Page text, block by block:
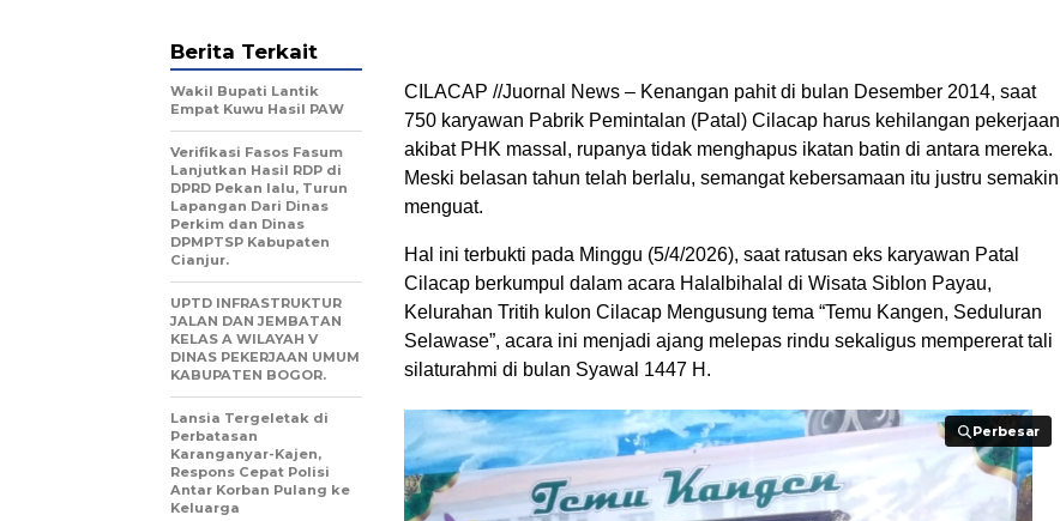
​CILACAP //Juornal News – Kenangan pahit di bulan Desember 2014, saat
750 karyawan Pabrik Pemintalan (Patal) Cilacap harus kehilangan pekerjaan
akibat PHK massal, rupanya tidak menghapus ikatan batin di antara mereka.
Meski belasan tahun telah berlalu, semangat kebersamaan itu justru semakin
menguat.
​Hal ini terbukti pada Minggu (5/4/2026), saat ratusan eks karyawan Patal
Cilacap berkumpul dalam acara Halalbihalal di Wisata Siblon Payau,
Kelurahan Tritih kulon Cilacap Mengusung tema “Temu Kangen, Seduluran
Selawase”, acara ini menjadi ajang melepas rindu sekaligus mempererat tali
silaturahmi di bulan Syawal 1447 H.
Perbesar
Perbesar
Berita Terkait
Wakil Bupati Lantik
Empat Kuwu Hasil PAW
Verifikasi Fasos Fasum
Lanjutkan Hasil RDP di
DPRD Pekan lalu, Turun
Lapangan Dari Dinas
Perkim dan Dinas
DPMPTSP Kabupaten
Cianjur.
UPTD INFRASTRUKTUR
JALAN DAN JEMBATAN
KELAS A WILAYAH V
DINAS PEKERJAAN UMUM
KABUPATEN BOGOR.
Lansia Tergeletak di
Perbatasan
Karanganyar-Kajen,
Respons Cepat Polisi
Antar Korban Pulang ke
Keluarga